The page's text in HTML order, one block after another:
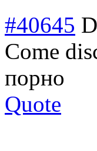
#40645
Come
порно
Quote